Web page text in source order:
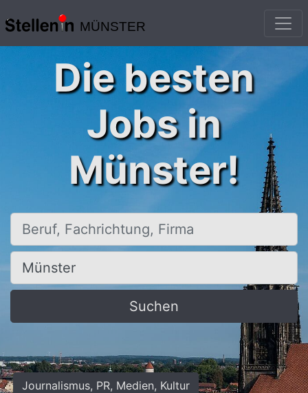
MÜNSTER
Die besten
Jobs in
Münster!
Beruf, Fachrichtung, Firma
Ort, Stadt
Suchen
Journalismus, PR, Medien, Kultur